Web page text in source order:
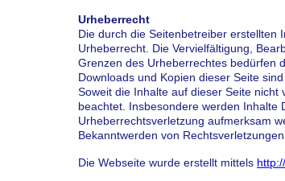
Urheberrecht
Die durch die Seitenbetreiber erstellten
Urheberrecht. Die Vervielfältigung,
Grenzen des Urheberrechtes bedürfen
Downloads und Kopien dieser Seite
Soweit die Inhalte auf dieser Seite
beachtet. Insbesondere werden Inhalte
Urheberrechtsverletzung aufmerksam
Bekanntwerden von
Die Webseite wurde erstellt mittels